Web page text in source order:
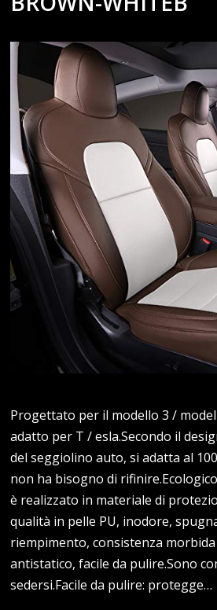
Progettato per il modello 3 /
adatto per T / esla.Secondo il
del seggiolino auto, si adatta al
non ha bisogno di
è realizzato in materiale di
qualità in pelle PU, inodore,
riempimento, consistenza
antistatico, facile da pulire.Sono
sedersi.Facile da pulire: protegge…